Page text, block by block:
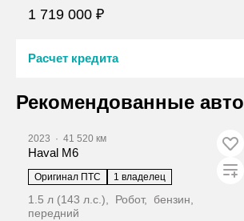
1 719 000 ₽
Расчет кредита
Рекомендованные авто
2023 · 41 520 км
Haval M6
Оригинал ПТС 1 владелец
1.5 л (143 л.с.), Робот, бензин,
передний